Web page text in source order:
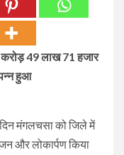
49 लाख 71 हजार
हुआ
मंगलचसा को जिले में
और लोकार्पण किया